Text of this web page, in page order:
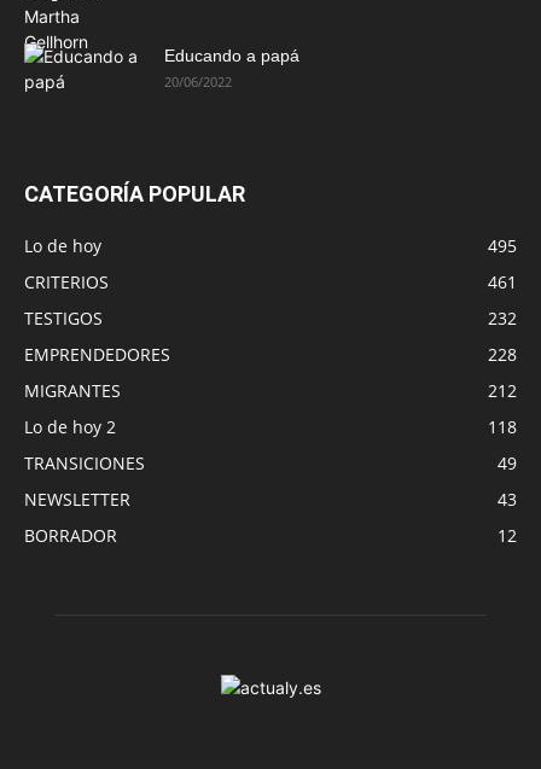
Educando a papá
20/06/2022
CATEGORÍA POPULAR
Lo de hoy
495
CRITERIOS
461
TESTIGOS
232
EMPRENDEDORES
228
MIGRANTES
212
Lo de hoy 2
118
TRANSICIONES
49
NEWSLETTER
43
BORRADOR
12